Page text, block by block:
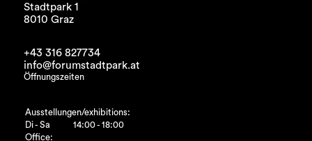
Stadtpark 1
8010 Graz
+43 316 827734
info@forumstadtpark.at
Öffnungszeiten
Ausstellungen/exhibitions:
Di - Sa
14:00 - 18:00
Office: